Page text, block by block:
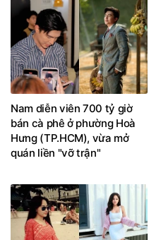
Nam diễn viên 700 tỷ giờ
bán cà phê ở phường Hoà
Hưng (TP.HCM), vừa mở
quán liền "vỡ trận"